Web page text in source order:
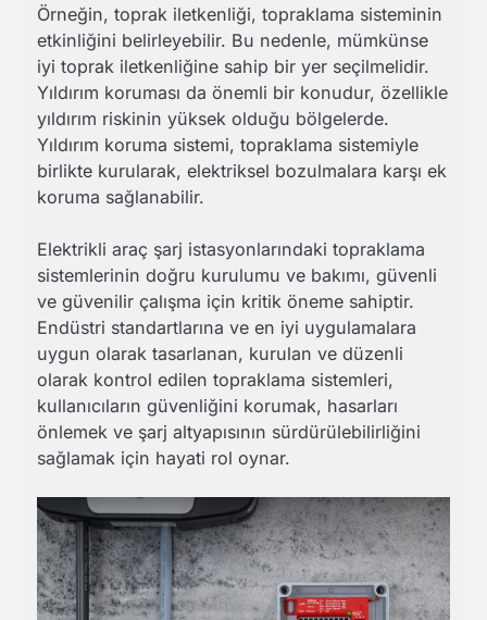
Örneğin, toprak iletkenliği, topraklama sisteminin
etkinliğini belirleyebilir. Bu nedenle, mümkünse
iyi toprak iletkenliğine sahip bir yer seçilmelidir.
Yıldırım koruması da önemli bir konudur, özellikle
yıldırım riskinin yüksek olduğu bölgelerde.
Yıldırım koruma sistemi, topraklama sistemiyle
birlikte kurularak, elektriksel bozulmalara karşı ek
koruma sağlanabilir.
Elektrikli araç şarj istasyonlarındaki topraklama
sistemlerinin doğru kurulumu ve bakımı, güvenli
ve güvenilir çalışma için kritik öneme sahiptir.
Endüstri standartlarına ve en iyi uygulamalara
uygun olarak tasarlanan, kurulan ve düzenli
olarak kontrol edilen topraklama sistemleri,
kullanıcıların güvenliğini korumak, hasarları
önlemek ve şarj altyapısının sürdürülebilirliğini
sağlamak için hayati rol oynar.